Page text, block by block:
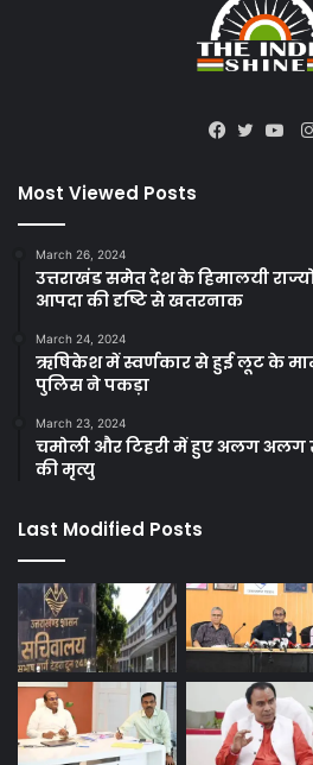
Most Viewed Posts
March 26, 2024
उत्तराखंड समेत देश के हिमालयी
आपदा की दृष्टि से खतरनाक
March 24, 2024
ऋषिकेश में स्वर्णकार से हुई लूट के
पुलिस ने पकड़ा
March 23, 2024
चमोली और टिहरी में हुए अलग अलग
की मृत्यु
Last Modified Posts